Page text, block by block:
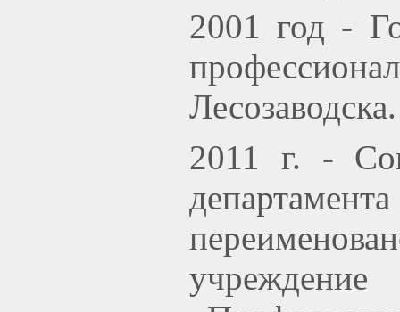
2001 год -
2011 г. -